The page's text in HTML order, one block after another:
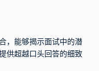
，能够揭示面试中的潜
供超越口头回答的细致